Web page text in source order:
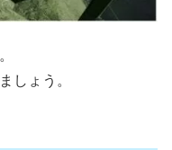
しょう。